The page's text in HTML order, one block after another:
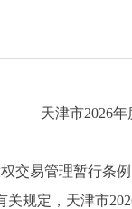
天津市2026
易管理暂行条例
关规定，天津市